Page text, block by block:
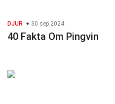
DJUR 30 sep 2024
40 Fakta Om Pingvin